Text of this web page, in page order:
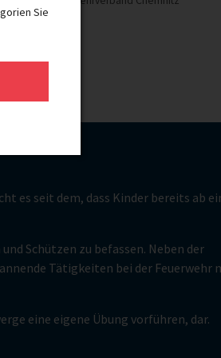
es seit dem, dass Kinder bereits ab
Schützen zu befassen. Neben der
Tätigkeiten bei der Feuerwehr
eine eigene Übung vorführen, dar.
Sie